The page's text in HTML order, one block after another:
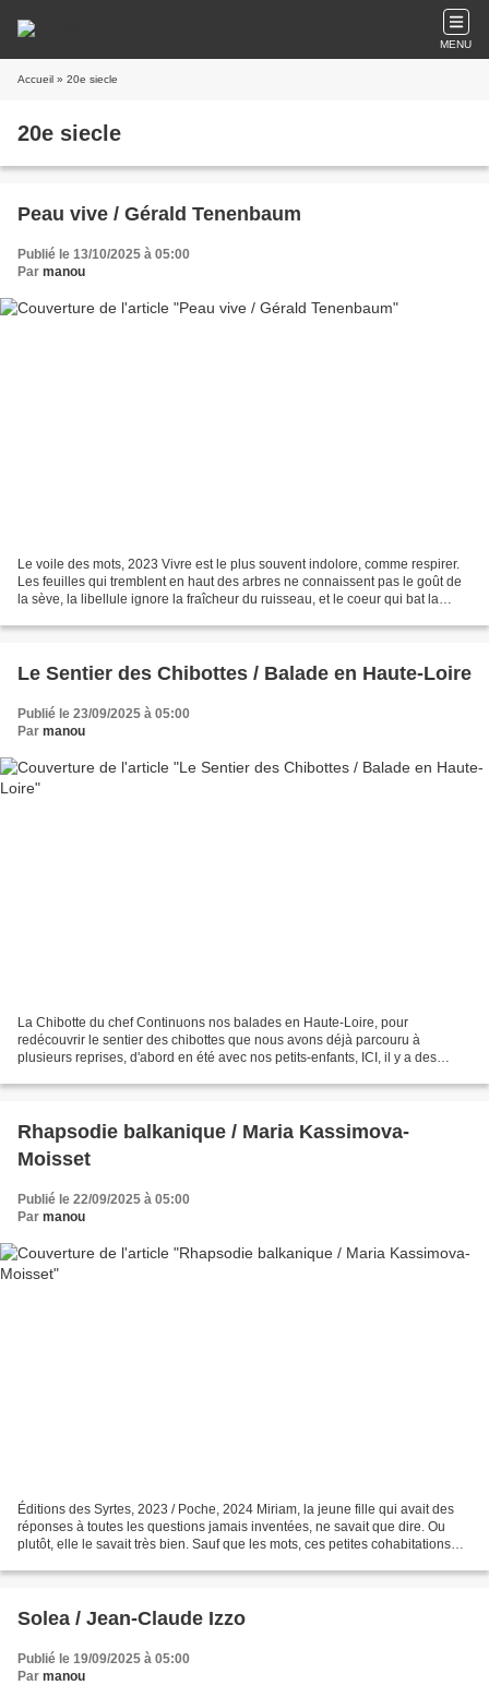
MENU
Accueil » 20e siecle
20e siecle
Peau vive / Gérald Tenenbaum
Publié le 13/10/2025 à 05:00
Par manou
Le voile des mots, 2023 Vivre est le plus souvent indolore, comme respirer.
Les feuilles qui tremblent en haut des arbres ne connaissent pas le goût de
la sève, la libellule ignore la fraîcheur du ruisseau, et le coeur qui bat la
Le Sentier des Chibottes / Balade en Haute-Loire
Publié le 23/09/2025 à 05:00
Par manou
La Chibotte du chef Continuons nos balades en Haute-Loire, pour
redécouvrir le sentier des chibottes que nous avons déjà parcouru à
plusieurs reprises, d'abord en été avec nos petits-enfants, ICI, il y a des
Rhapsodie balkanique / Maria Kassimova-
Moisset
Publié le 22/09/2025 à 05:00
Par manou
Éditions des Syrtes, 2023 / Poche, 2024 Miriam, la jeune fille qui avait des
réponses à toutes les questions jamais inventées, ne savait que dire. Ou
plutôt, elle le savait très bien. Sauf que les mots, ces petites cohabitations
Solea / Jean-Claude Izzo
Publié le 19/09/2025 à 05:00
Par manou